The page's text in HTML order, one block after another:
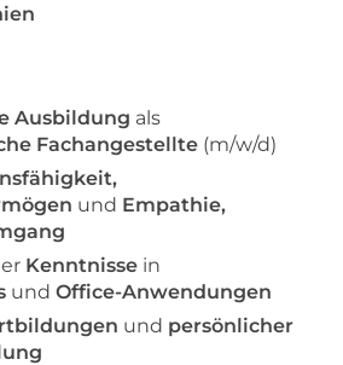
Ausbildung als
Fachangestellte (m/w/d)
und Empathie,
Kenntnisse in
und Office-Anwendungen
und persönlicher